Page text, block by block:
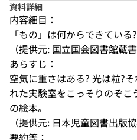
資料詳細
内容細目：
「もの」は何からできてい
（提供元: 国立国会図書館蔵書
あらすじ：
空気に重さはある? 光は粒?
れた実験室をこっそりのぞこ
の絵本。
（提供元: 日本児童図書出版協
要約等：